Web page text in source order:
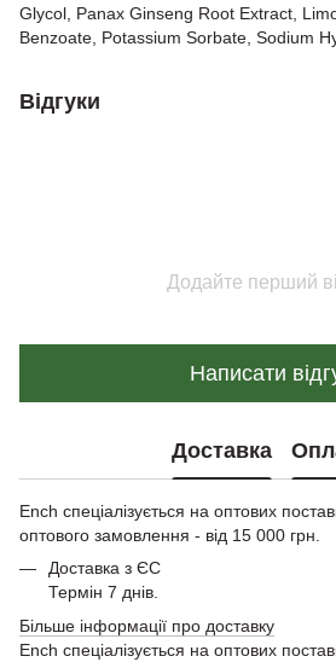
Glycol, Panax Ginseng Root Extract,
Benzoate, Potassium Sorbate, Sodium
Відгуки
Додайте перший
Написати
Доставка
Ench спеціалізується на оптових
оптового замовлення - від 15 000 грн.
Доставка з ЄС
Термін 7 днів.
Більше інформації про доставку
Ench спеціалізується на оптових